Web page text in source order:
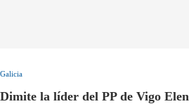
Galicia
Dimite la líder del PP de Vigo